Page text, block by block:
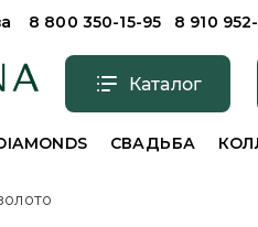
8 800 350-15-95 8 910
Каталог
СВАДЬБА